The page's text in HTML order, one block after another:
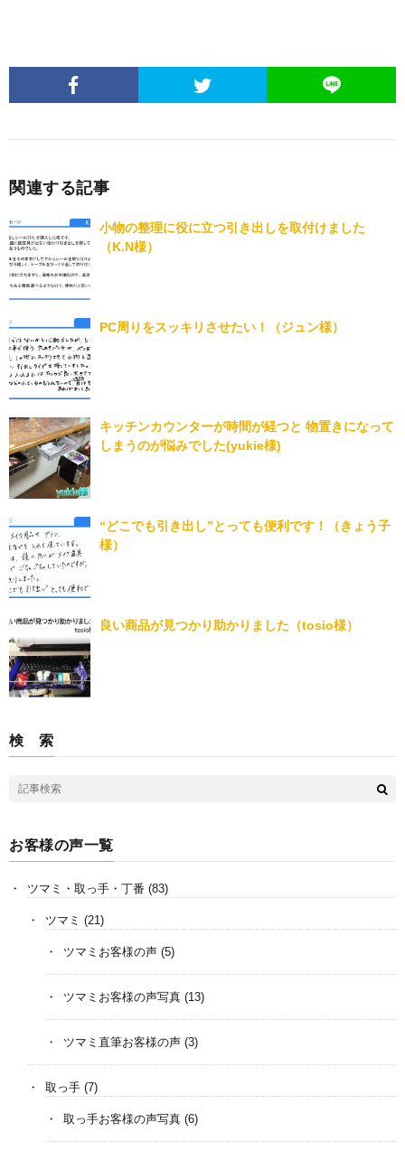
関連する記事
小物の整理に役に立つ引き出しを取付けました
（K.N様）
PC周りをスッキリさせたい！（ジュン様）
キッチンカウンターが時間が経つと 物置きになって
しまうのが悩みでした(yukie様)
“どこでも引き出し”とっても便利です！（きょう子
様）
良い商品が見つかり助かりました（tosio様）
検 索
お客様の声一覧
ツマミ・取っ手・丁番 (83)
ツマミ (21)
ツマミお客様の声 (5)
ツマミお客様の声写真 (13)
ツマミ直筆お客様の声 (3)
取っ手 (7)
取っ手お客様の声写真 (6)